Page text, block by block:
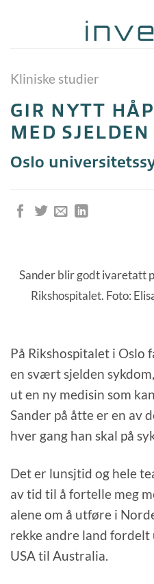
Kliniske studier
GIR NYTT
MED
Oslo
Sander blir godt ivaretatt
Rikshospitalet. Foto:
På Rikshospitalet i Oslo
en svært sjelden
ut en ny medisin som
Sander på åtte er en av
hver gang han skal på
Det er lunsjtid og hele
av tid til å fortelle meg
alene om å utføre i
rekke andre land
USA til Australia.